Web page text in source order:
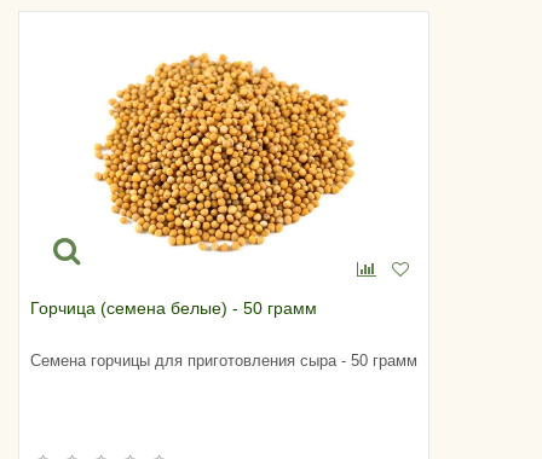
Горчица (семена белые) - 50 грамм
Семена горчицы для приготовления сыра - 50 грамм